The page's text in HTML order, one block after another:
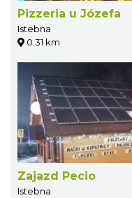
Pizzeria u Józefa
Istebna
0.31 km
Zajazd Pecio
Istebna